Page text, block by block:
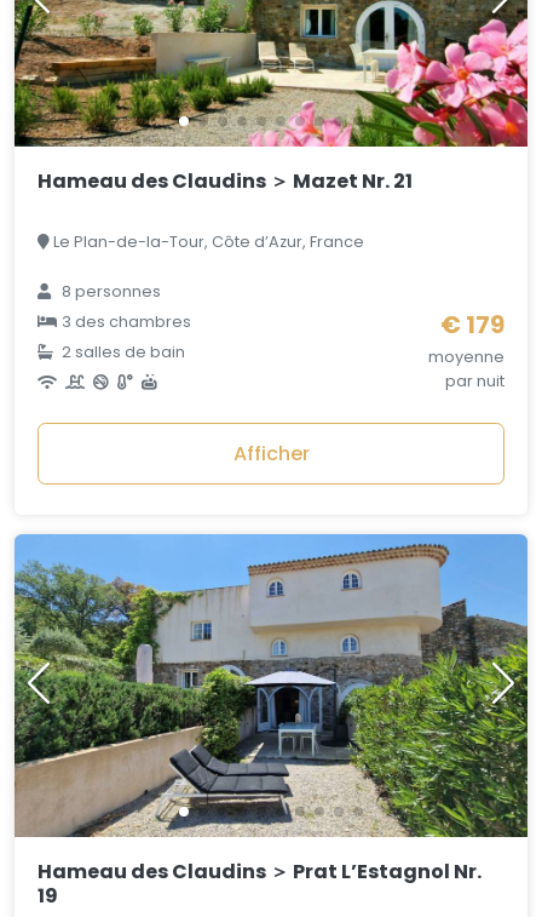
Hameau des Claudins ＞ Mazet Nr. 21
Le Plan-de-la-Tour, Côte d’Azur, France
8 personnes
3 des chambres
2 salles de bain
€ 179
moyenne
par nuit
Afficher
Hameau des Claudins ＞ Prat L’Estagnol Nr.
19